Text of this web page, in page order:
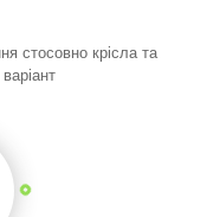
стосовно крісла та